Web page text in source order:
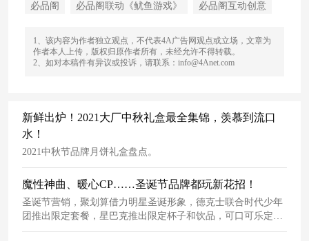
必品阁 必品阁联动《鱿鱼游戏》 必品阁互动创意
1、该内容为作者独立观点，不代表4A广告网观点或立场，文章为
作者本人上传，版权归原作者所有，未经允许不得转载。
2、如对本稿件有异议或投诉，请联系：info@4Anet.com
新鲜出炉！2021大厂中秋礼盒最全集锦，羡慕到流口
水！
2021中秋节品牌月饼礼盒盘点。
魔性神曲、暖心CP……圣诞节品牌都玩新花招！
圣诞节营销，聚划算借力明星圣诞形象，德克士联合时代少年
团推出限定套餐，星巴克推出限定杯子和饮品，可口可乐定制
圣诞罐、乐乐茶与波司登跨界联名、时代啤酒×网易云音乐推